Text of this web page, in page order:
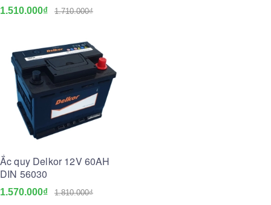
1.510.000₫ 1.710.000₫
Ắc quy Delkor 12V 60AH
DIN 56030
1.570.000₫ 1.810.000₫